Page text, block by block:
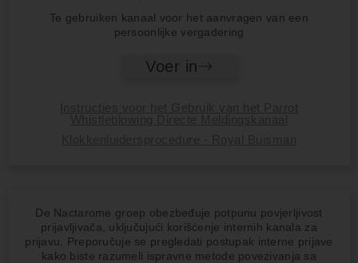
Te gebruiken kanaal voor het aanvragen van een
persoonlijke vergadering
Voer in
De Nactarome groep obezbeđuje potpunu povjerljivost
prijavljivača, uključujući korišćenje internih kanala za
prijavu. Preporučuje se pregledati postupak interne prijave
kako biste razumeli ispravne metode povezivanja sa